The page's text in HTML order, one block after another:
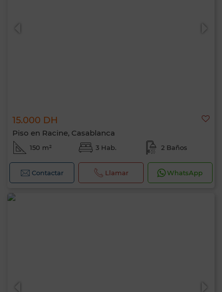
15.000 DH
Piso en Racine, Casablanca
150 m² 3 Hab. 2 Baños
Contactar Llamar WhatsApp